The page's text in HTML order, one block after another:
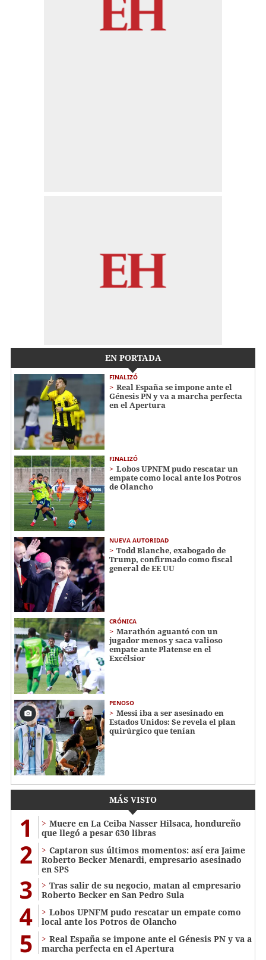
EN PORTADA
FINALIZÓ
Real España se impone ante el
Génesis PN y va a marcha perfecta
en el Apertura
FINALIZÓ
Lobos UPNFM pudo rescatar un
empate como local ante los Potros
de Olancho
NUEVA AUTORIDAD
Todd Blanche, exabogado de
Trump, confirmado como fiscal
general de EE UU
CRÓNICA
Marathón aguantó con un
jugador menos y saca valioso
empate ante Platense en el
Excélsior
PENOSO
Messi iba a ser asesinado en
Estados Unidos: Se revela el plan
quirúrgico que tenían
MÁS VISTO
1
Muere en La Ceiba Nasser Hilsaca, hondureño
que llegó a pesar 630 libras
2
Captaron sus últimos momentos: así era Jaime
Roberto Becker Menardi​​​, empresario asesinado
en SPS
3
Tras salir de su negocio, matan al empresario
Roberto Becker en San Pedro Sula
4
Lobos UPNFM pudo rescatar un empate como
local ante los Potros de Olancho
5
Real España se impone ante el Génesis PN y va a
marcha perfecta en el Apertura